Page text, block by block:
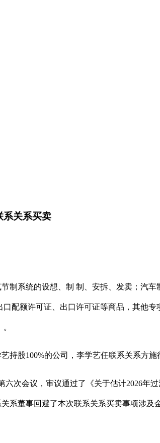
系关系买卖
系统的设想、制 制、安拆、发卖；汽车
配额许可证、出口许可证等商品，其他
股100%的公司，李学艺任联系关系方施
次会议，审议通过了《关于估计2026年
系董事回避了本次联系关系买卖事项涉